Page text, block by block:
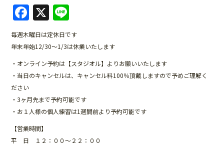
F
a
c
e
b
o
o
k
X
n
e
毎週木曜日は定休日です
年末年始12/30～1/3は休業いたします
・オンライン予約は【スタジオル】よりお願いいたします
・当日のキャンセルは、キャンセル料100％頂戴しますので予めご理解く
ださい
・3ヶ月先まで予約可能です
・お１人様の個人練習は1週間前より予約可能です
【営業時間】
平 日 １２：００～２２：００